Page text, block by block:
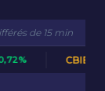
de 15 min
28 300 ▬ 0,00%